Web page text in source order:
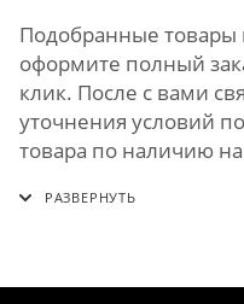
Подобранные товары
оформите полный
клик. После с вами
уточнения условий
товара по наличию на